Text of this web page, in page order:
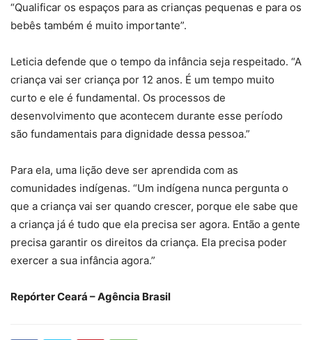
“Qualificar os espaços para as crianças pequenas e para os
bebês também é muito importante”.
Leticia defende que o tempo da infância seja respeitado. “A
criança vai ser criança por 12 anos. É um tempo muito
curto e ele é fundamental. Os processos de
desenvolvimento que acontecem durante esse período
são fundamentais para dignidade dessa pessoa.”
Para ela, uma lição deve ser aprendida com as
comunidades indígenas. “Um indígena nunca pergunta o
que a criança vai ser quando crescer, porque ele sabe que
a criança já é tudo que ela precisa ser agora. Então a gente
precisa garantir os direitos da criança. Ela precisa poder
exercer a sua infância agora.”
Repórter Ceará – Agência Brasil